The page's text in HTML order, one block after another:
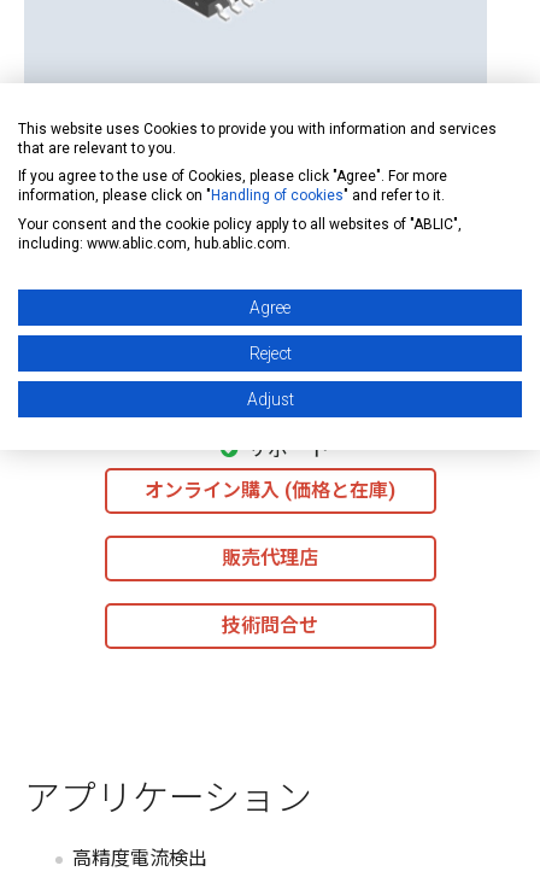
広い信号幅で、自由な設計をサポートします。
S-89630A
製品データシート
サポート
オンライン購入 (価格と在庫)
販売代理店
技術問合せ
アプリケーション
高精度電流検出
This website uses Cookies to provide you with information and services
that are relevant to you.
If you agree to the use of Cookies, please click "Agree". For more
information, please click on "Handling of cookies" and refer to it.
Your consent and the cookie policy apply to all websites of "ABLIC",
including: www.ablic.com, hub.ablic.com.
Agree
Reject
Adjust